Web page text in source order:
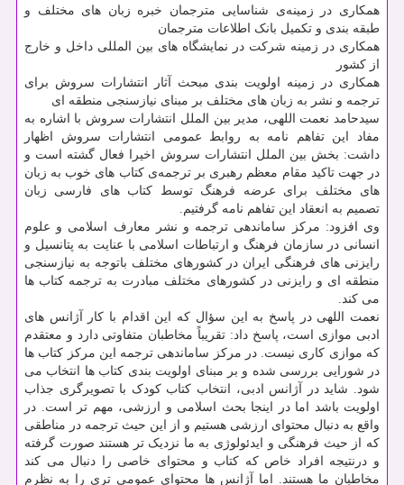
همکاری در زمینه‌ی شناسایی مترجمان خبره زبان های مختلف و
طبقه بندی و تکمیل بانک اطلاعات مترجمان
همکاری در زمینه شرکت در نمایشگاه های بین المللی داخل و خارج
از کشور
همکاری در زمینه اولویت بندی مبحث آثار انتشارات سروش برای
ترجمه و نشر به زبان های مختلف بر مبنای نیازسنجی منطقه ای
سیدحامد نعمت اللهی، مدیر بین الملل انتشارات سروش با اشاره به
مفاد این تفاهم نامه به روابط عمومی انتشارات سروش اظهار
داشت: بخش بین الملل انتشارات سروش اخیرا فعال گشته است و
در جهت تاکید مقام معظم رهبری بر ترجمه‌ی کتاب های خوب به زبان
های مختلف برای عرضه فرهنگ توسط کتاب های فارسی زبان
تصمیم به انعقاد این تفاهم نامه گرفتیم.
وی افزود: مرکز ساماندهی ترجمه و نشر معارف اسلامی و علوم
انسانی در سازمان فرهنگ و ارتباطات اسلامی با عنایت به پتانسیل و
رایزنی های فرهنگی ایران در کشورهای مختلف باتوجه به نیازسنجی
منطقه ای و رایزنی در کشورهای مختلف مبادرت به ترجمه کتاب ها
می کند.
نعمت اللهی در پاسخ به این سؤال که این اقدام با کار آژانس های
ادبی موازی است، پاسخ داد: تقریباً مخاطبان متفاوتی دارد و معتقدم
که موازی کاری نیست. در مرکز ساماندهی ترجمه این مرکز کتاب ها
در شورایی بررسی شده و بر مبنای اولویت بندی کتاب ها انتخاب می
شود. شاید در آژانس ادبی، انتخاب کتاب کودک با تصویرگری جذاب
اولویت باشد اما در اینجا بحث اسلامی و ارزشی، مهم تر است. در
واقع به دنبال محتوای ارزشی هستیم و از این حیث ترجمه در مناطقی
که از حیث فرهنگی و ایدئولوژی به ما نزدیک تر هستند صورت گرفته
و درنتیجه افراد خاص که کتاب و محتوای خاصی را دنبال می کند
مخاطبان ما هستند. اما آژانس ها محتوای عمومی تری را به نظرم